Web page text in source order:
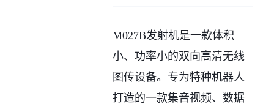
M027B发射机是一款体积
小、功率小的双向高清无线
图传设备。专为特种机器人
打造的一款集音视频、数据